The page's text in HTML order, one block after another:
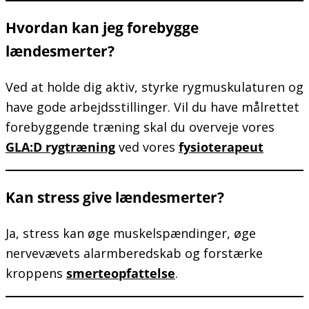
Hvordan kan jeg forebygge
lændesmerter?
Ved at holde dig aktiv, styrke rygmuskulaturen og
have gode arbejdsstillinger. Vil du have målrettet
forebyggende træning skal du overveje vores
GLA:D rygtræning ved vores fysioterapeut
Kan stress give lændesmerter?
Ja, stress kan øge muskelspændinger, øge
nervevævets alarmberedskab og forstærke
kroppens smerteopfattelse.